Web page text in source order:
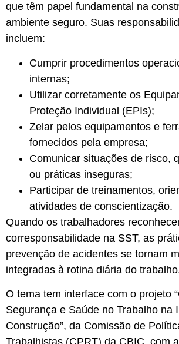
que têm papel fundamental na
ambiente seguro. Suas
incluem:
Cumprir procedimentos
internas;
Utilizar corretamente os
Proteção Individual (EPIs);
Zelar pelos equipamentos e
fornecidos pela empresa;
Comunicar situações de risco,
ou práticas inseguras;
Participar de treinamentos,
atividades de conscientização.
Quando os trabalhadores
corresponsabilidade na SST, as
prevenção de acidentes se tornam
integradas à rotina diária do
O tema tem interface com o projeto
Segurança e Saúde no Trabalho na
Construção”, da Comissão de
Trabalhistas (CPRT) da CBIC, com